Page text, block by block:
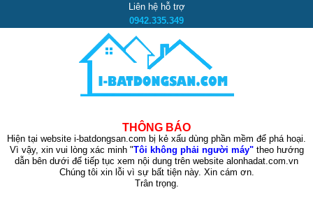
Liên hệ hỗ trợ
0942.335.349
THÔNG BÁO
Hiện tại website i-batdongsan.com bị kẻ xấu dùng phần mềm để phá hoại.
Vì vậy, xin vui lòng xác minh "Tôi không phải người máy"theo hướng
dẫn bên dưới để tiếp tục xem nội dung trên website alonhadat.com.vn
Chúng tôi xin lỗi vì sự bất tiện này. Xin cám ơn.
Trân trọng.